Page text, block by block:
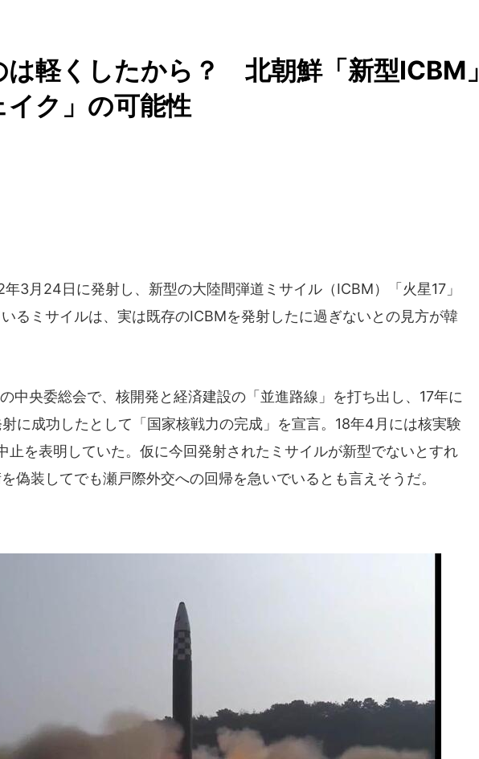
は軽くしたから？ 北朝鮮「新型ICBM」
ク」の可能性
3月24日に発射し、新型の大陸間弾道ミサイル（ICBM）「火星17」
るミサイルは、実は既存のICBMを発射したに過ぎないとの見方が韓
中央委総会で、核開発と経済建設の「並進路線」を打ち出し、17年に
射に成功したとして「国家核戦力の完成」を宣言。18年4月には核実験
止を表明していた。仮に今回発射されたミサイルが新型でないとすれ
偽装してでも瀬戸際外交への回帰を急いでいるとも言えそうだ。